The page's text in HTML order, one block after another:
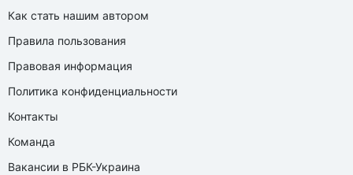
Как стать нашим автором
Правила пользования
Правовая информация
Политика конфиденциальности
Контакты
Команда
Вакансии в РБК-Украина